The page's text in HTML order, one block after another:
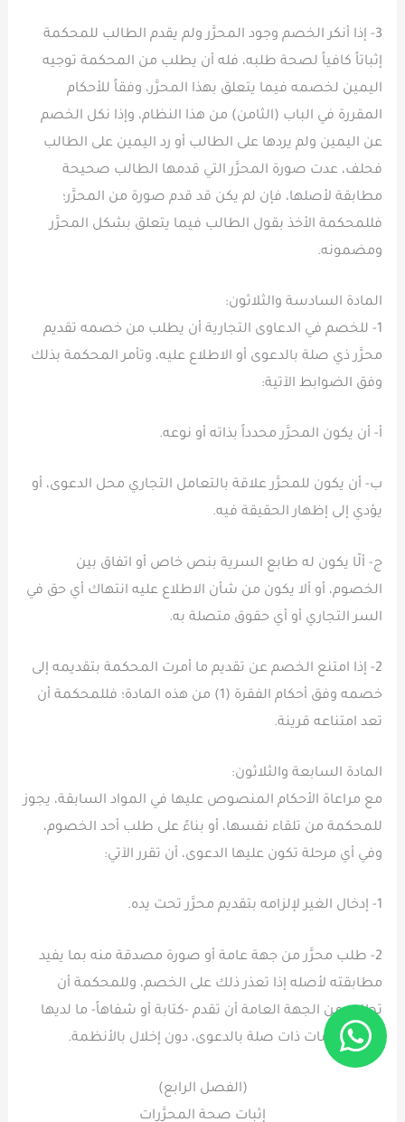
3- إذا أنكر الخصم وجود المحرَّر ولم يقدم الطالب للمحكمة
إثباتاً كافياً لصحة طلبه، فله أن يطلب من المحكمة توجيه
اليمين لخصمه فيما يتعلق بهذا المحرَّر، وفقاً للأحكام
المقررة في الباب (الثامن) من هذا النظام، وإذا نكل الخصم
عن اليمين ولم يردها على الطالب أو رد اليمين على الطالب
فحلف، عدت صورة المحرَّر التي قدمها الطالب صحيحة
مطابقة لأصلها، فإن لم يكن قد قدم صورة من المحرَّر؛
فللمحكمة الأخذ بقول الطالب فيما يتعلق بشكل المحرَّر
ومضمونه.
المادة السادسة والثلاثون:
1- للخصم في الدعاوى التجارية أن يطلب من خصمه تقديم
محرَّر ذي صلة بالدعوى أو الاطلاع عليه، وتأمر المحكمة بذلك
وفق الضوابط الآتية:
أ- أن يكون المحرَّر محدداً بذاته أو نوعه.
ب- أن يكون للمحرَّر علاقة بالتعامل التجاري محل الدعوى، أو
يؤدي إلى إظهار الحقيقة فيه.
ج- ألّا يكون له طابع السرية بنص خاص أو اتفاق بين
الخصوم، أو ألا يكون من شأن الاطلاع عليه انتهاك أي حق في
السر التجاري أو أي حقوق متصلة به.
2- إذا امتنع الخصم عن تقديم ما أمرت المحكمة بتقديمه إلى
خصمه وفق أحكام الفقرة (1) من هذه المادة؛ فللمحكمة أن
تعد امتناعه قرينة.
المادة السابعة والثلاثون:
مع مراعاة الأحكام المنصوص عليها في المواد السابقة، يجوز
للمحكمة من تلقاء نفسها، أو بناءً على طلب أحد الخصوم،
وفي أي مرحلة تكون عليها الدعوى، أن تقرر الآتي:
1- إدخال الغير لإلزامه بتقديم محرَّر تحت يده.
2- طلب محرَّر من جهة عامة أو صورة مصدقة منه بما يفيد
مطابقته لأصله إذا تعذر ذلك على الخصم، وللمحكمة أن
تطلب من الجهة العامة أن تقدم -كتابة أو شفاهاً- ما لديها
من معلومات ذات صلة بالدعوى، دون إخلال بالأنظمة.
(الفصل الرابع)
إثبات صحة المحرَّرات